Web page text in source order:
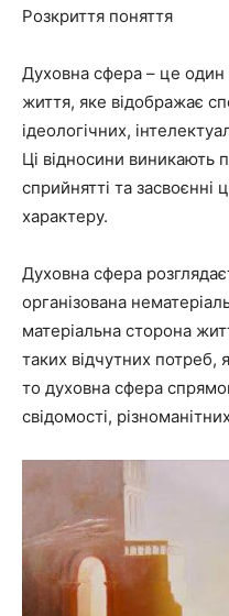
Розкриття поняття
Духовна сфера – це один
життя, яке відображає
ідеологічних,
Ці відносини виникають
сприйнятті та засвоєнні
характеру.
Духовна сфера
організована
матеріальна сторона
таких відчутних потреб,
то духовна сфера
свідомості,